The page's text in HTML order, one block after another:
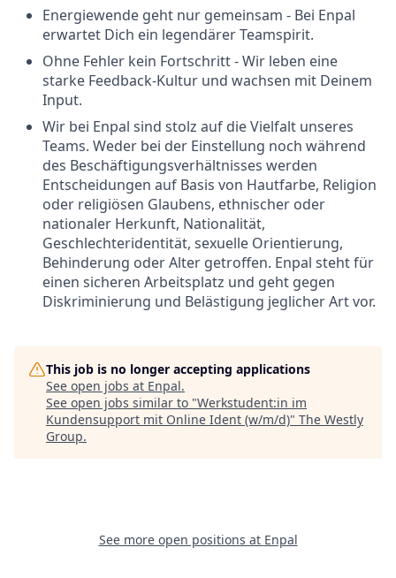
Energiewende geht nur gemeinsam - Bei Enpal
erwartet Dich ein legendärer Teamspirit.
Ohne Fehler kein Fortschritt - Wir leben eine
starke Feedback-Kultur und wachsen mit Deinem
Input.
​​​​​​​Wir bei Enpal sind stolz auf die Vielfalt unseres
Teams. Weder bei der Einstellung noch während
des Beschäftigungsverhältnisses werden
Entscheidungen auf Basis von Hautfarbe, Religion
oder religiösen Glaubens, ethnischer oder
nationaler Herkunft, Nationalität,
Geschlechteridentität, sexuelle Orientierung,
Behinderung oder Alter getroffen. Enpal steht für
einen sicheren Arbeitsplatz und geht gegen
Diskriminierung und Belästigung jeglicher Art vor.
This job is no longer accepting applications
See open jobs at Enpal.
See open jobs similar to "Werkstudent:in im
Kundensupport mit Online Ident (w/m/d)" The Westly
Group.
See more open positions at Enpal